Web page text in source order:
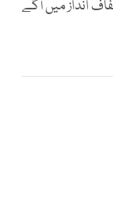
انداز میں آگے